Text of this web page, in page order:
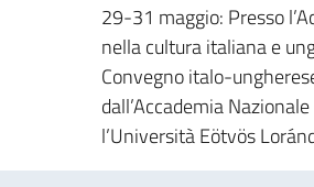
29-31 maggio: Presso
nella cultura italiana e
Convegno italo-
dall’Accademia
l’Università Eötvös